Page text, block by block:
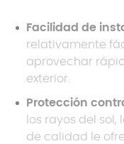
Facilidad de
relativamente
aprovechar
exterior.
Protección
los rayos del
de calidad le